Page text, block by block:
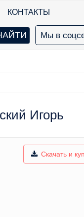
КОНТАКТЫ
Мы в
Игорь
Скачать и